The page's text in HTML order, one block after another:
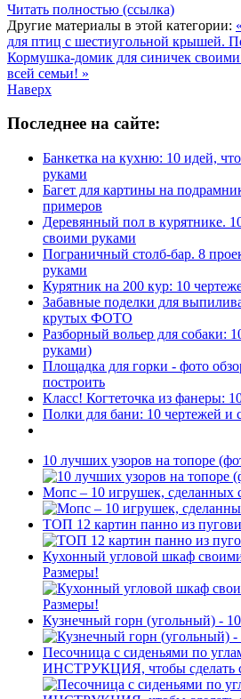
Читать полностью (ссылка)
Другие материалы в этой категории:
для птиц с шестиугольной крышей.
Кормушка-домик для синичек
всей семьи! »
Наверх
Последнее на сайте:
Банкетка на кухню: 10 идей,
руками
Багет для картины на
примеров
Деревянный пол в курятнике.
своими руками
Пограничный столб-бар. 8
руками
Курятник на 200 кур: 10
Забавные поделки для
крутых ФОТО
Разборный вольер для собаки:
руками)
Площадка для горки - фото
построить
Класс! Когтеточка из фанеры:
Полки для бани: 10 чертежей и
10 лучших узоров на топоре
Мопс – 10 игрушек, сделанных
ТОП 12 картин панно из
Кухонный угловой шкаф
Размеры!
Кузнечный горн (угольный) -
Песочница с сиденьями по
ИНСТРУКЦИЯ, чтобы сделать